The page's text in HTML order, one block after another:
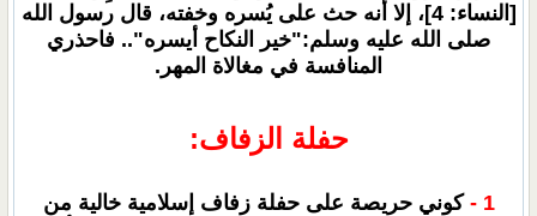
[النساء: 4]، إلا أنه حث على يُسره وخفته، قال رسول الله
صلى الله عليه وسلم:"خير النكاح أيسره".. فاحذري
المنافسة في مغالاة المهر.
حفلة الزفاف:
1 -
كوني حريصة على حفلة زفاف إسلامية خالية من